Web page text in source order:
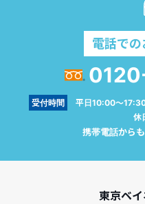
電話で
受付時間
平日10:00～
休
携帯電話から
東京ベ